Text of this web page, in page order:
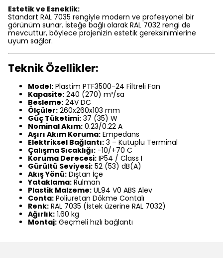
Estetik ve Esneklik:
Standart RAL 7035 rengiyle modern ve profesyonel bir
görünüm sunar. İsteğe bağlı olarak RAL 7032 rengi de
mevcuttur, böylece projenizin estetik gereksinimlerine
uyum sağlar.
Teknik Özellikler:
Model: Plastim PTF3500-24 Filtreli Fan
Kapasite: 240 (270) m³/sa
Besleme: 24V DC
Ölçüler: 260x260x103 mm
Güç Tüketimi: 37 (35) W
Nominal Akım: 0.23/0.22 A
Aşırı Akım Koruma: Empedans
Elektriksel Bağlantı: 3 – Kutuplu Terminal
Çalışma Sıcaklığı: -10/+70 C
Koruma Derecesi: IP54 / Class I
Gürültü Seviyesi: 52 (53) dB(A)
Akış Yönü: Dıştan İçe
Yataklama: Rulman
Plastik Malzeme: UL94 V0 ABS Alev
Conta: Poliuretan Dökme Contalı
Renk: RAL 7035 (İstek üzerine RAL 7032)
Ağırlık: 1.60 kg
Montaj: Geçmeli hızlı bağlantı